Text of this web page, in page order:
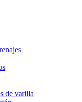
de varilla